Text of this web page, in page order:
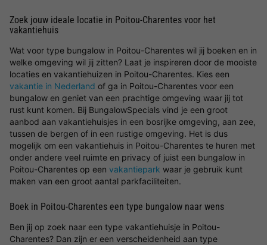
Zoek jouw ideale locatie in Poitou-Charentes voor het
vakantiehuis
Wat voor type bungalow in Poitou-Charentes wil jij boeken en in
welke omgeving wil jij zitten? Laat je inspireren door de mooiste
locaties en vakantiehuizen in Poitou-Charentes. Kies een
vakantie in Nederland of ga in Poitou-Charentes voor een
bungalow en geniet van een prachtige omgeving waar jij tot
rust kunt komen. Bij BungalowSpecials vind je een groot
aanbod aan vakantiehuisjes in een bosrijke omgeving, aan zee,
tussen de bergen of in een rustige omgeving. Het is dus
mogelijk om een vakantiehuis in Poitou-Charentes te huren met
onder andere veel ruimte en privacy of juist een bungalow in
Poitou-Charentes op een vakantiepark waar je gebruik kunt
maken van een groot aantal parkfaciliteiten.
Boek in Poitou-Charentes een type bungalow naar wens
Ben jij op zoek naar een type vakantiehuisje in Poitou-
Charentes? Dan zijn er een verscheidenheid aan type